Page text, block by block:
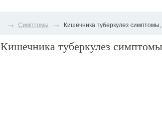
→ Симптомы → Кишечника туберкулез
Кишечника туберкулез